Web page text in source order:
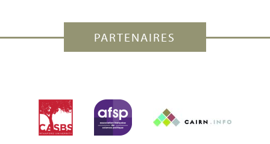
PARTENAIRES